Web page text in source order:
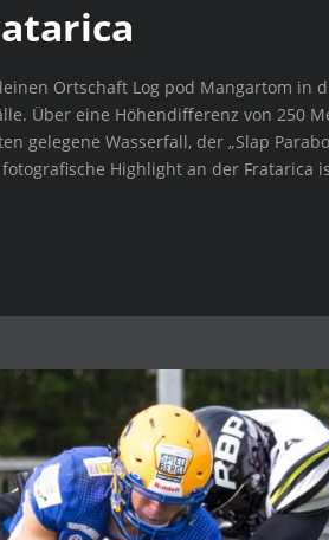
Ortschaft Log pod Mangartom in
Über eine Höhendifferenz von 250
gelegene Wasserfall, der „Slap
Highlight an der Fratarica